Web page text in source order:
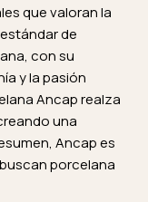
que valoran la
de
con su
y la pasión
Ancap realza
una
Ancap es
porcelana